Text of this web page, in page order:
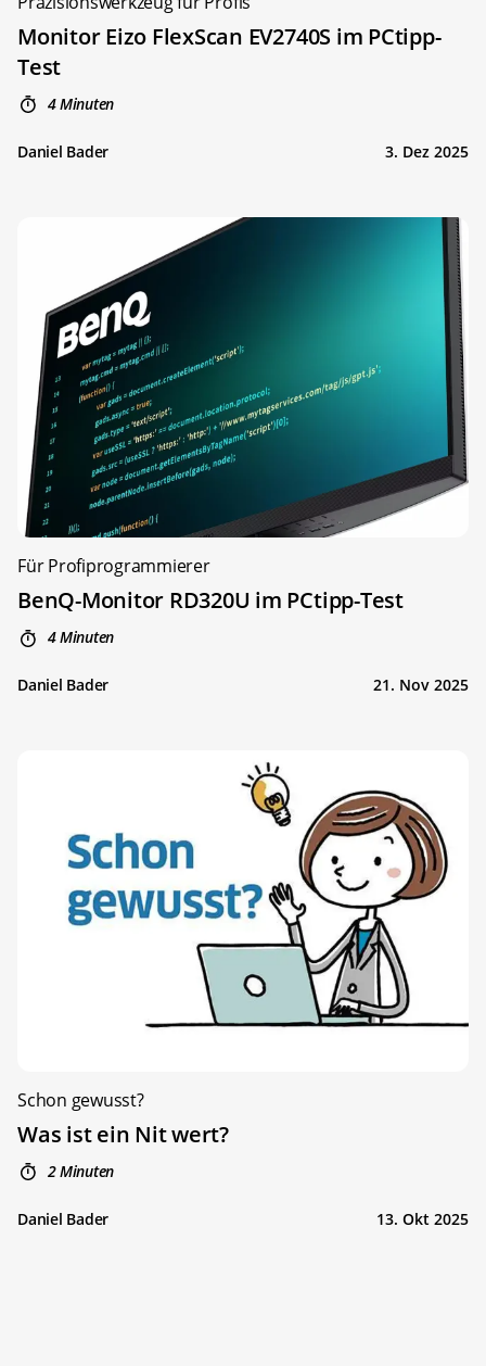
Monitor Eizo FlexScan EV2740S im PCtipp-
Test
4 Minuten
Daniel Bader 3. Dez 2025
Für Profiprogrammierer
BenQ-Monitor RD320U im PCtipp-Test
4 Minuten
Daniel Bader 21. Nov 2025
Schon gewusst?
Was ist ein Nit wert?
2 Minuten
Daniel Bader 13. Okt 2025